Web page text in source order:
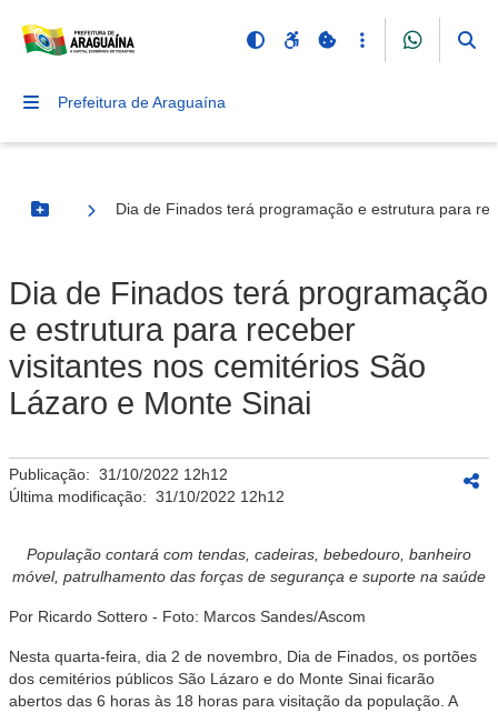
Prefeitura de Araguaína
Botão Menu
Dia de Finados terá programação e estrutura para
Dia de Finados terá programação
e estrutura para receber
visitantes nos cemitérios São
Lázaro e Monte Sinai
Publicação: 31/10/2022 12h12
Última modificação: 31/10/2022 12h12
População contará com tendas, cadeiras, bebedouro, banheiro
móvel, patrulhamento das forças de segurança e suporte na saúde
Por Ricardo Sottero - Foto: Marcos Sandes/Ascom
Nesta quarta-feira, dia 2 de novembro, Dia de Finados, os portões
dos cemitérios públicos São Lázaro e do Monte Sinai ficarão
abertos das 6 horas às 18 horas para visitação da população. A